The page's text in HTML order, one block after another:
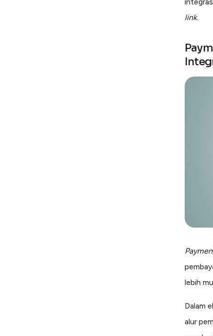
link.
lebih
Dalam
alur